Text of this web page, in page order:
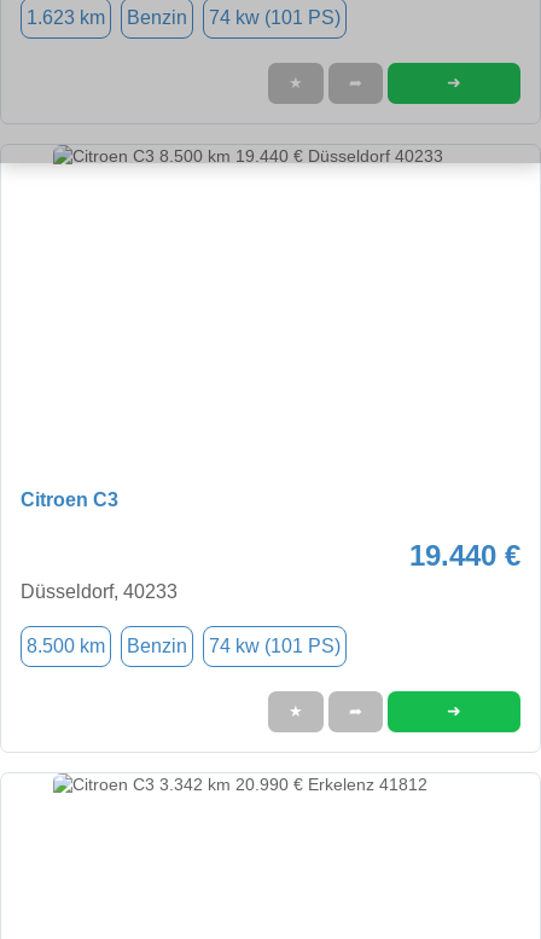
1.623 km Benzin 74 kw (101 PS)
★ ➦ ➜
Citroen C3
19.440 €
Düsseldorf, 40233
8.500 km Benzin 74 kw (101 PS)
★ ➦ ➜